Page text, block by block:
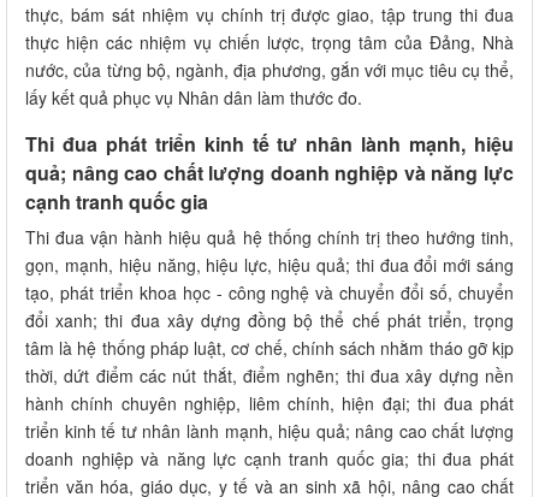
thực, bám sát nhiệm vụ chính trị được giao, tập trung thi đua
thực hiện các nhiệm vụ chiến lược, trọng tâm của Đảng, Nhà
nước, của từng bộ, ngành, địa phương, gắn với mục tiêu cụ thể,
lấy kết quả phục vụ Nhân dân làm thước đo.
Thi đua phát triển kinh tế tư nhân lành mạnh, hiệu
quả; nâng cao chất lượng doanh nghiệp và năng lực
cạnh tranh quốc gia
Thi đua vận hành hiệu quả hệ thống chính trị theo hướng tinh,
gọn, mạnh, hiệu năng, hiệu lực, hiệu quả; thi đua đổi mới sáng
tạo, phát triển khoa học - công nghệ và chuyển đổi số, chuyển
đổi xanh; thi đua xây dựng đồng bộ thể chế phát triển, trọng
tâm là hệ thống pháp luật, cơ chế, chính sách nhằm tháo gỡ kịp
thời, dứt điểm các nút thắt, điểm nghẽn; thi đua xây dựng nền
hành chính chuyên nghiệp, liêm chính, hiện đại; thi đua phát
triển kinh tế tư nhân lành mạnh, hiệu quả; nâng cao chất lượng
doanh nghiệp và năng lực cạnh tranh quốc gia; thi đua phát
triển văn hóa, giáo dục, y tế và an sinh xã hội, nâng cao chất